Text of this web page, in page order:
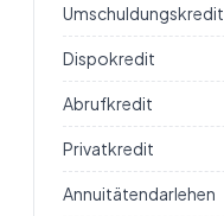
Umschuldungskredit
Dispokredit
Abrufkredit
Privatkredit
Annuitätendarlehen